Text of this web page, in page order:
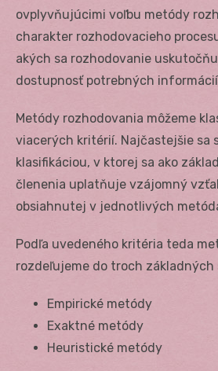
ovplyvňujúcimi voľbu metódy
charakter rozhodovacieho
akých sa rozhodovanie
dostupnosť potrebných informácií
Metódy rozhodovania môžeme
viacerých kritérií. Najčastejšie sa
klasifikáciou, v ktorej sa ako
členenia uplatňuje vzájomný
obsiahnutej v jednotlivých
Podľa uvedeného kritéria teda
rozdeľujeme do troch základných
Empirické metódy
Exaktné metódy
Heuristické metódy